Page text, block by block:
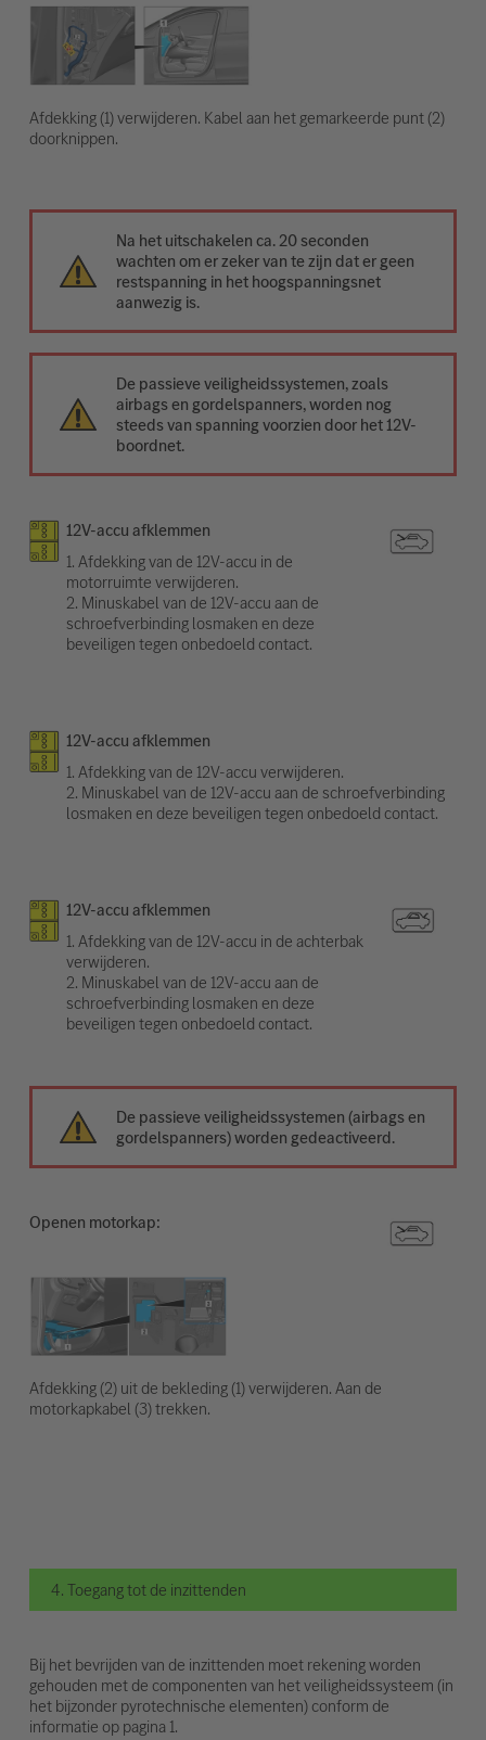
Afdekking (1) verwijderen. Kabel aan het gemarkeerde punt (2)
doorknippen.
Na het uitschakelen ca. 20 seconden
wachten om er zeker van te zijn dat er geen
restspanning in het hoogspanningsnet
aanwezig is.
De passieve veiligheidssystemen, zoals
airbags en gordelspanners, worden nog
steeds van spanning voorzien door het 12V-
boordnet.
12V-accu afklemmen
1. Afdekking van de 12V-accu in de
motorruimte verwijderen.
2. Minuskabel van de 12V-accu aan de
schroefverbinding losmaken en deze
beveiligen tegen onbedoeld contact.
12V-accu afklemmen
1. Afdekking van de 12V-accu verwijderen.
2. Minuskabel van de 12V-accu aan de schroefverbinding
losmaken en deze beveiligen tegen onbedoeld contact.
12V-accu afklemmen
1. Afdekking van de 12V-accu in de achterbak
verwijderen.
2. Minuskabel van de 12V-accu aan de
schroefverbinding losmaken en deze
beveiligen tegen onbedoeld contact.
De passieve veiligheidssystemen (airbags en
gordelspanners) worden gedeactiveerd.
Openen motorkap:
Afdekking (2) uit de bekleding (1) verwijderen. Aan de
motorkapkabel (3) trekken.
4. Toegang tot de inzittenden
Bij het bevrijden van de inzittenden moet rekening worden
gehouden met de componenten van het veiligheidssysteem (in
het bijzonder pyrotechnische elementen) conform de
informatie op pagina 1.